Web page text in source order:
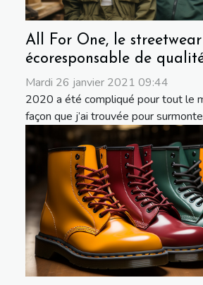
All For One, le streetwear
écoresponsable de
Mardi 26 janvier 2021 09:44
2020 a été compliqué pour tout le
façon que j’ai trouvée pour